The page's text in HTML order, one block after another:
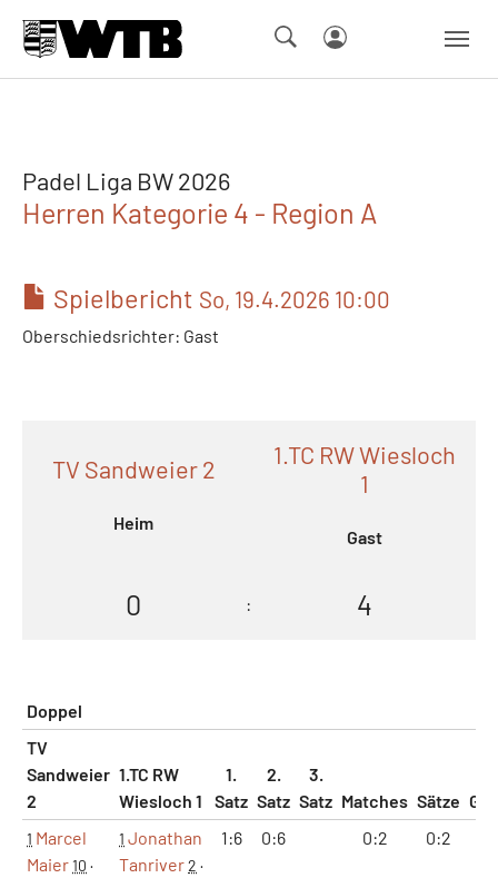
Padel Liga BW 2026
Herren Kategorie 4 - Region A
Spielbericht So, 19.4.2026 10:00
Oberschiedsrichter: Gast
TV Sandweier 2
Heim
1.TC RW Wiesloch
1
Gast
0 : 4
Doppel
TV
Sandweier
2
1.TC RW
Wiesloch 1
1.
Satz
2.
Satz
3.
Satz Matches Sätze
1 Marcel
Maier10 ·
1 Jonathan
Tanriver2 ·
1:6 0:6 0:2 0:2